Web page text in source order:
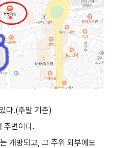
다.(주말 기준)
주변이다.
개방되고, 그 주위 외부에도